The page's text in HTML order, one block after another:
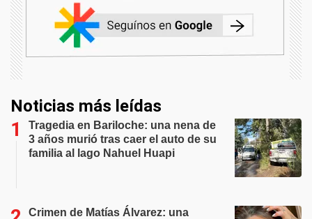
Noticias más leídas
Tragedia en Bariloche: una nena de
3 años murió tras caer el auto de su
familia al lago Nahuel Huapi
Crimen de Matías Álvarez: una